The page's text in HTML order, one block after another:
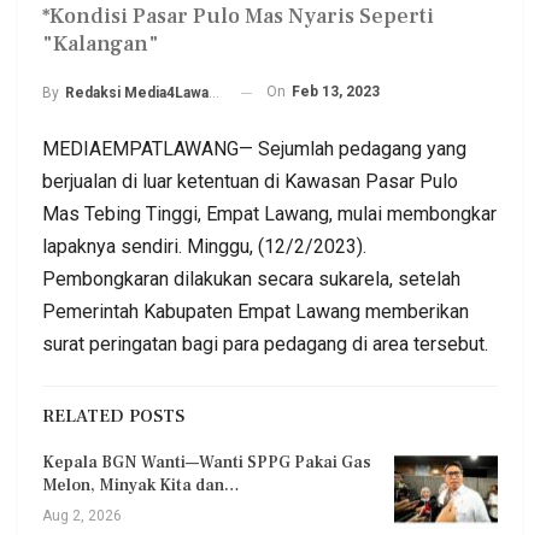
*Kondisi Pasar Pulo Mas Nyaris Seperti
"Kalangan"
By Redaksi Media4Lawang On Feb 13, 2023
MEDIAEMPATLAWANG— Sejumlah pedagang yang
berjualan di luar ketentuan di Kawasan Pasar Pulo
Mas Tebing Tinggi, Empat Lawang, mulai membongkar
lapaknya sendiri. Minggu, (12/2/2023).
Pembongkaran dilakukan secara sukarela, setelah
Pemerintah Kabupaten Empat Lawang memberikan
surat peringatan bagi para pedagang di area tersebut.
RELATED POSTS
Kepala BGN Wanti—Wanti SPPG Pakai Gas
Melon, Minyak Kita dan…
Aug 2, 2026